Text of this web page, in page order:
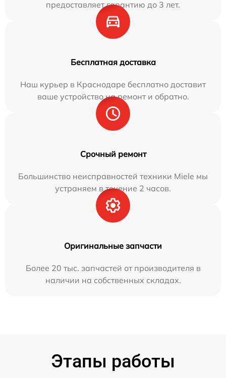
предоставляет гарантию до 3 лет.
Бесплатная доставка
Наш курьер в Краснодаре бесплатно доставит
ваше устройство на ремонт и обратно.
Срочный ремонт
Большинство неисправностей техники Miele мы
устраняем в течение 2 часов.
Оригинальные запчасти
Более 20 тыс. запчастей от производителя в
наличии на собственных складах.
Этапы работы